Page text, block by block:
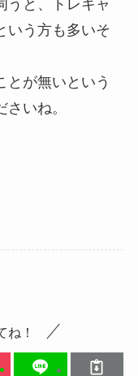
うと、トレキャ
いう方も多いそ
とが無いという
いね。
ね！